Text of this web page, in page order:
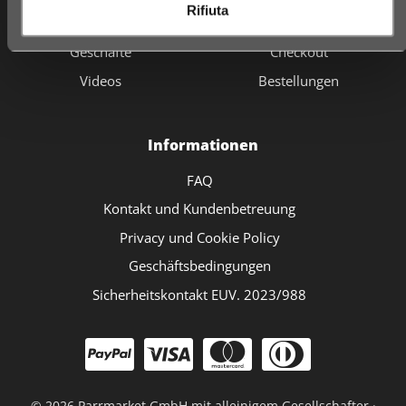
Rifiuta
Geschäfte
Videos
Checkout
Bestellungen
Informationen
FAQ
Kontakt und Kundenbetreuung
Privacy und Cookie Policy
Geschäftsbedingungen
Sicherheitskontakt EUV. 2023/988